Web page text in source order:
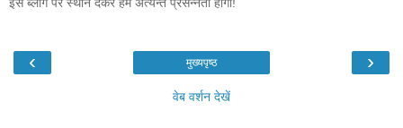
‹ ›
मुख्यपृष्ठ
वेब वर्शन देखें